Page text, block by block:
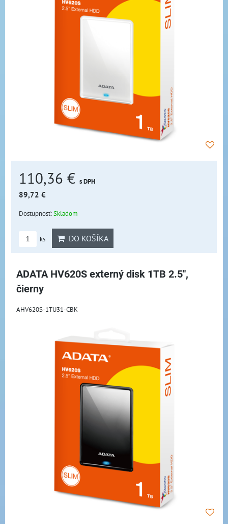
110,36 € s DPH
89,72 €
Dostupnosť:Skladom
ks DO KOŠÍKA
ADATA HV620S externý disk 1TB 2.5'',
čierny
AHV620S-1TU31-CBK